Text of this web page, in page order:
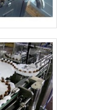
os serviços e
por conter
onde são
e equipamentos
equipe com
e trabalhadores
sucesso de cada
Aproveite a